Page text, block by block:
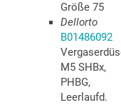
Größe 75
Dellorto
B01486092
M5 SHBx,
PHBG,
Leerlaufd.